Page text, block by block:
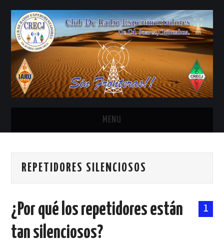
MENU
ANTENAS Y ACCESORIOS
BANDA CIVIL
REPETIDORES SILENCIOSOS
1
¿Por qué los repetidores están
tan silenciosos?